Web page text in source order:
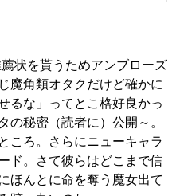
状を貰うためアンブローズ
魔角類オタクだけど確かに
るな」ってとこ格好良かっ
の秘密（読者に）公開～。
ころ。さらにニューキャラ
ド。さて彼らはどこまで信
ほんとに命を奪う魔女出て